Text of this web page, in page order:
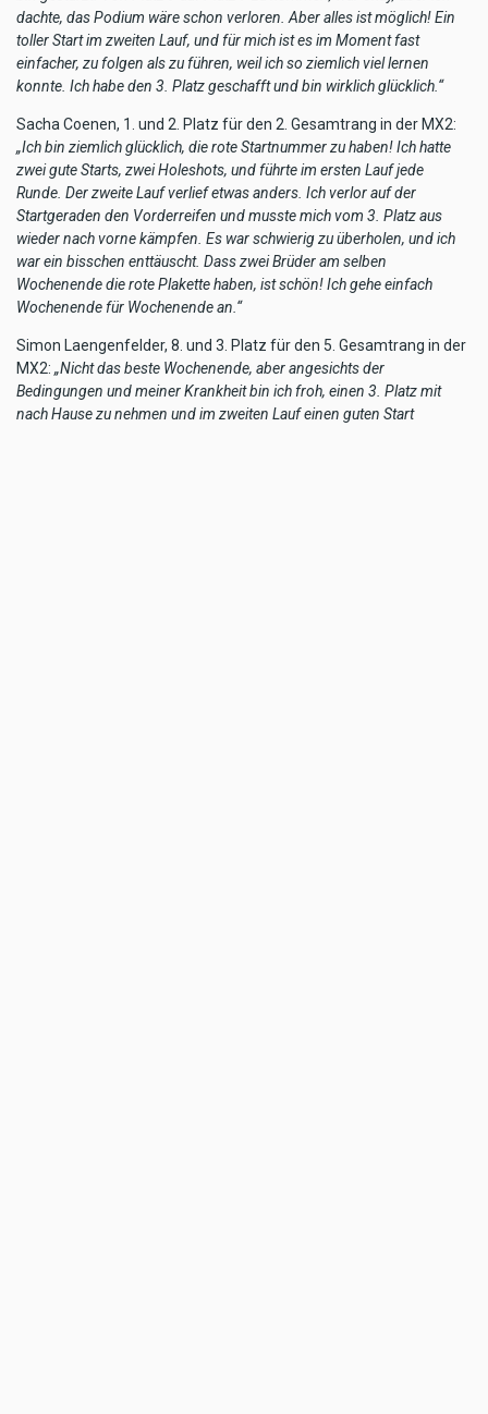
dachte, das Podium wäre schon verloren. Aber alles ist möglich! Ein
toller Start im zweiten Lauf, und für mich ist es im Moment fast
einfacher, zu folgen als zu führen, weil ich so ziemlich viel lernen
konnte. Ich habe den 3. Platz geschafft und bin wirklich glücklich.“
Sacha Coenen, 1. und 2. Platz für den 2. Gesamtrang in der MX2:
„Ich bin ziemlich glücklich, die rote Startnummer zu haben! Ich hatte
zwei gute Starts, zwei Holeshots, und führte im ersten Lauf jede
Runde. Der zweite Lauf verlief etwas anders. Ich verlor auf der
Startgeraden den Vorderreifen und musste mich vom 3. Platz aus
wieder nach vorne kämpfen. Es war schwierig zu überholen, und ich
war ein bisschen enttäuscht. Dass zwei Brüder am selben
Wochenende die rote Plakette haben, ist schön! Ich gehe einfach
Wochenende für Wochenende an.“
Simon Laengenfelder, 8. und 3. Platz für den 5. Gesamtrang in der
MX2: „Nicht das beste Wochenende, aber angesichts der
Bedingungen und meiner Krankheit bin ich froh, einen 3. Platz mit
nach Hause zu nehmen und im zweiten Lauf einen guten Start